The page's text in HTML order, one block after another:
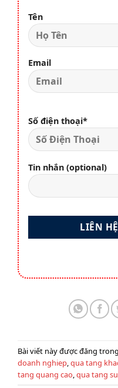
Tên
Email
Số điện thoại*
Tin nhắn (optional)
Bài viết này được đăng trong
doanh nghiep,qua tang
tang quang cao,qua tang